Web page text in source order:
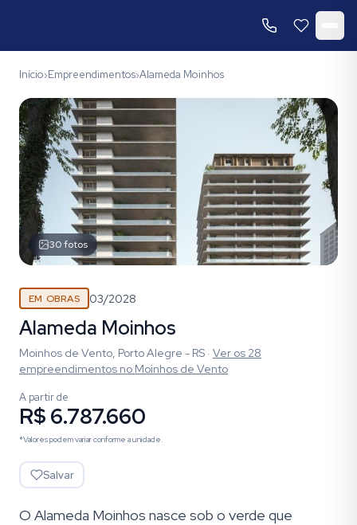
Início›Empreendimentos›Alameda Moinhos
30fotos
EM OBRAS 03/2028
Alameda Moinhos
Moinhos de Vento, Porto Alegre - RS · Ver os 28
empreendimentos no Moinhos de Vento
A partir de
R$ 6.787.660
*Valores podem variar conforme a unidade.
Salvar
O Alameda Moinhos nasce sob o verde que